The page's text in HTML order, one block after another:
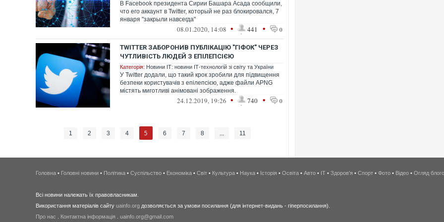
В Facebook президента Сирии Башара Асада сообщили,
что его аккаунт в Twitter, который не раз блокировался, 7
января "закрыли навсегда"
08.01.2020, 14:08 • 441 • 0
TWITTER ЗАБОРОНИВ ПУБЛІКАЦІЮ "ГІФОК" ЧЕРЕЗ
ЧУТЛИВІСТЬ ЛЮДЕЙ З ЕПІЛЕПСІЄЮ
Категорія: Новини ІТ: новини ІТ-технологій зі світу та України
У Twitter додали, що такий крок зробили для підвищення
безпеки користувачів з епілепсією, адже файли АPNG
містять миготливі анімовані зображення.
24.12.2019, 19:26 • 740 • 0
1 2 3 4 5 6 7 8 ... 11
Головна • Головні новини • Політика • Суспільство • Економіка • Світ • Культура • Наука • Історія • Освіта • Авто • IT • Здоров'я • Спорт • Фото • Відео • Огляд
Всі новини належать їх правовласникам.
Використання матеріалів сайту uainfo.org дозволяється за умови посилання (для інтернет-видань - гіперпосилання).
Про нас
Контактна інформація uainfo.org@gmail.com